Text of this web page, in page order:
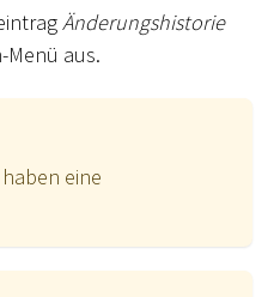
Änderungshistorie
aus.
eine